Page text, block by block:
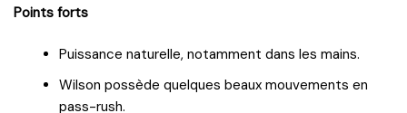
Points forts
Puissance naturelle, notamment dans les mains.
Wilson possède quelques beaux mouvements en
pass-rush.